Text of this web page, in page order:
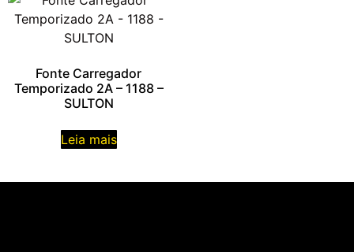
Fonte Carregador
Temporizado 2A – 1188 –
SULTON
Leia mais